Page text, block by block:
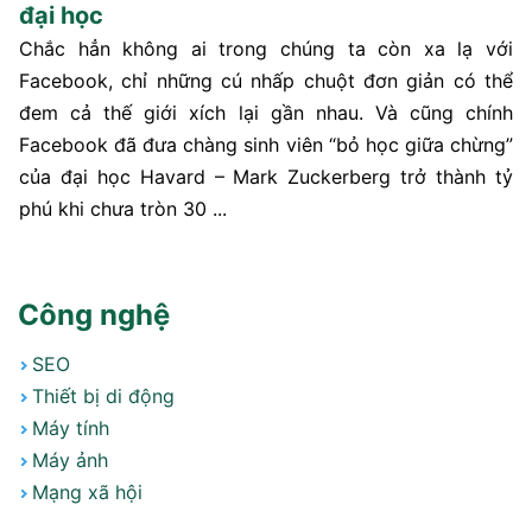
đại học
Chắc hẳn không ai trong chúng ta còn xa lạ với
Facebook, chỉ những cú nhấp chuột đơn giản có thể
đem cả thế giới xích lại gần nhau. Và cũng chính
Facebook đã đưa chàng sinh viên “bỏ học giữa chừng”
của đại học Havard – Mark Zuckerberg trở thành tỷ
phú khi chưa tròn 30 ...
Công nghệ
SEO
Thiết bị di động
Máy tính
Máy ảnh
Mạng xã hội